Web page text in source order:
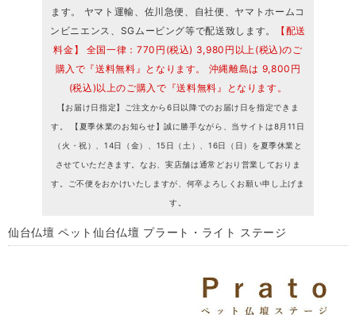
ます。 ヤマト運輸、佐川急便、自社便、ヤマトホームコ
ンビニエンス、SGムービング等で配送致します。
【配送
料金】 全国一律：770円(税込) 3,980円以上(税込)のご
購入で『送料無料』となります。 沖縄離島は 9,800円
(税込)以上のご購入で『送料無料』となります。
【お届け日指定】ご注文から6日以降でのお届け日を指定できま
す。 【夏季休業のお知らせ】誠に勝手ながら、当サイトは8月11日
（火・祝）、14日（金）、15日（土）、16日（日）を夏季休業と
させていただきます。なお、実店舗は通常どおり営業しておりま
す。ご不便をおかけいたしますが、何卒よろしくお願い申し上げま
す。
仙台仏壇 ペット仙台仏壇 プラート・ライト ステージ